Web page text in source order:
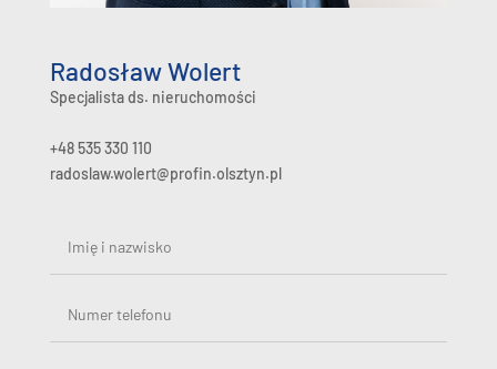
Radosław Wolert
Specjalista ds. nieruchomości
+48 535 330 110
radoslaw.wolert@profin.olsztyn.pl